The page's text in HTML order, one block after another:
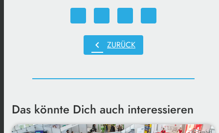
chevron_left ZURÜCK
Das könnte Dich auch interessieren
IfT GmbH